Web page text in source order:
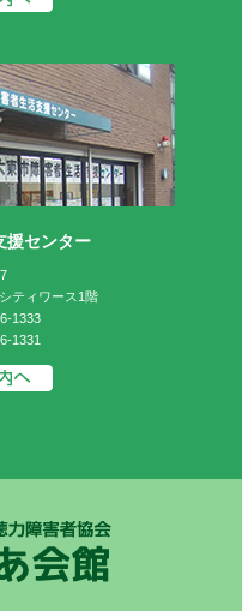
援センター
ティワース1階
1333
1331